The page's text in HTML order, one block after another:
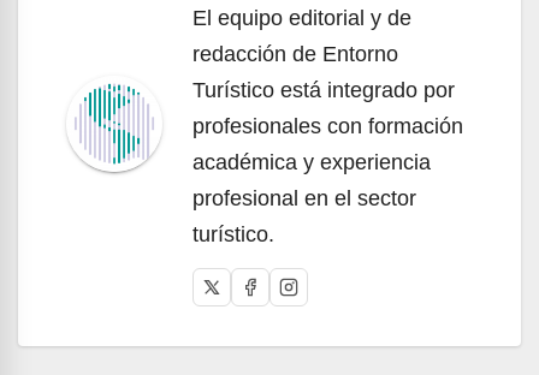
El equipo editorial y de
redacción de Entorno
Turístico está integrado por
profesionales con formación
académica y experiencia
profesional en el sector
turístico.